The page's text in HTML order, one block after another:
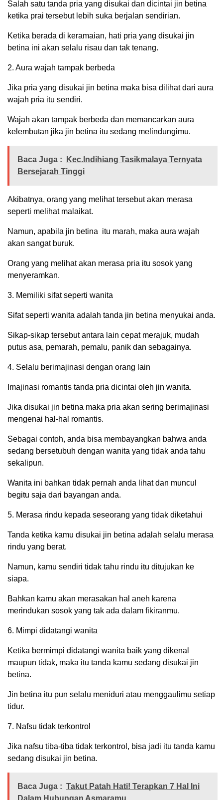
Salah satu tanda pria yang disukai dan dicintai jin betina
ketika prai tersebut lebih suka berjalan sendirian.
Ketika berada di keramaian, hati pria yang disukai jin
betina ini akan selalu risau dan tak tenang.
2. Aura wajah tampak berbeda
Jika pria yang disukai jin betina maka bisa dilihat dari aura
wajah pria itu sendiri.
Wajah akan tampak berbeda dan memancarkan aura
kelembutan jika jin betina itu sedang melindungimu.
Baca Juga :
Kec.Indihiang Tasikmalaya Ternyata
Bersejarah Tinggi
Akibatnya, orang yang melihat tersebut akan merasa
seperti melihat malaikat.
Namun, apabila jin betina itu marah, maka aura wajah
akan sangat buruk.
Orang yang melihat akan merasa pria itu sosok yang
menyeramkan.
3. Memiliki sifat seperti wanita
Sifat seperti wanita adalah tanda jin betina menyukai anda.
Sikap-sikap tersebut antara lain cepat merajuk, mudah
putus asa, pemarah, pemalu, panik dan sebagainya.
4. Selalu berimajinasi dengan orang lain
Imajinasi romantis tanda pria dicintai oleh jin wanita.
Jika disukai jin betina maka pria akan sering berimajinasi
mengenai hal-hal romantis.
Sebagai contoh, anda bisa membayangkan bahwa anda
sedang bersetubuh dengan wanita yang tidak anda tahu
sekalipun.
Wanita ini bahkan tidak pernah anda lihat dan muncul
begitu saja dari bayangan anda.
5. Merasa rindu kepada seseorang yang tidak diketahui
Tanda ketika kamu disukai jin betina adalah selalu merasa
rindu yang berat.
Namun, kamu sendiri tidak tahu rindu itu ditujukan ke
siapa.
Bahkan kamu akan merasakan hal aneh karena
merindukan sosok yang tak ada dalam fikiranmu.
6. Mimpi didatangi wanita
Ketika bermimpi didatangi wanita baik yang dikenal
maupun tidak, maka itu tanda kamu sedang disukai jin
betina.
Jin betina itu pun selalu meniduri atau menggaulimu setiap
tidur.
7. Nafsu tidak terkontrol
Jika nafsu tiba-tiba tidak terkontrol, bisa jadi itu tanda kamu
sedang disukai jin betina.
Baca Juga : Takut Patah Hati! Terapkan 7 Hal Ini
Dalam Hubungan Asmaramu